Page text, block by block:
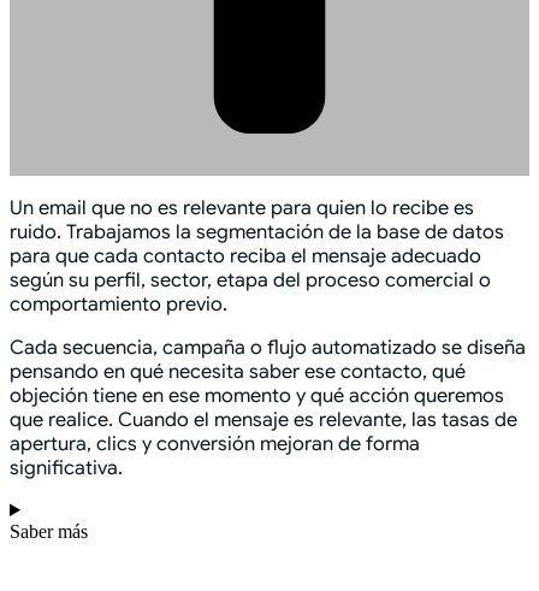
Un email que no es relevante para quien lo recibe es
ruido. Trabajamos la segmentación de la base de datos
para que cada contacto reciba el mensaje adecuado
según su perfil, sector, etapa del proceso comercial o
comportamiento previo.
Cada secuencia, campaña o flujo automatizado se diseña
pensando en qué necesita saber ese contacto, qué
objeción tiene en ese momento y qué acción queremos
que realice. Cuando el mensaje es relevante, las tasas de
apertura, clics y conversión mejoran de forma
significativa.
Saber más